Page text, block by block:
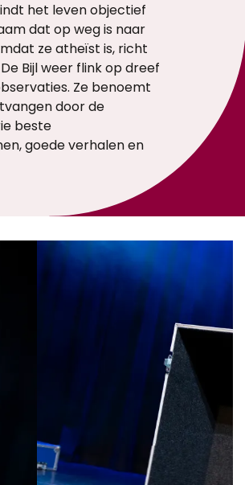
het leven objectief
dat op weg is naar
ze atheïst is, richt
Bijl weer flink op dreef
Ze benoemt
door de
beste
goede verhalen en